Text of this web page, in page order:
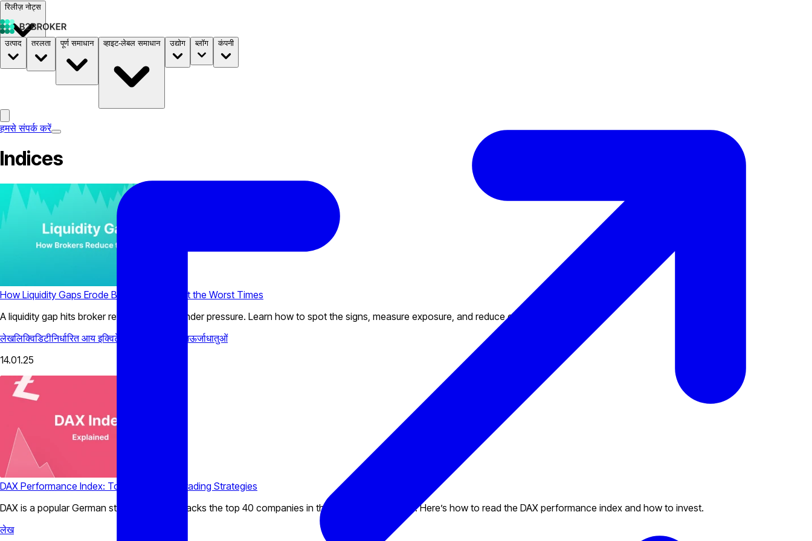
रिलीज़ नोट्स
दस्तावेज़ मूल्य निर्धारणB2STORE
उत्पाद तरलता पूर्ण समाधान व्हाइट-लेबल समाधान उद्योग ब्लॉग कंपनी
हमसे संपर्क करें
Indices
How Liquidity Gaps Erode Broker Revenue at the Worst Times
A liquidity gap hits broker revenue hardest under pressure. Learn how to spot the signs, measure exposure, and reduce execution risk.
लेखलिक्विडिटीनिर्धारित आयइक्विटेस् कमोडिटीज़ऊर्जाधातुओं
14.01.25
DAX Performance Index: Top Stocks and Trading Strategies
DAX is a popular German stock index that tracks the top 40 companies in the Frankfurt Exchange. Here’s how to read the DAX performance index and how to invest.
लेख